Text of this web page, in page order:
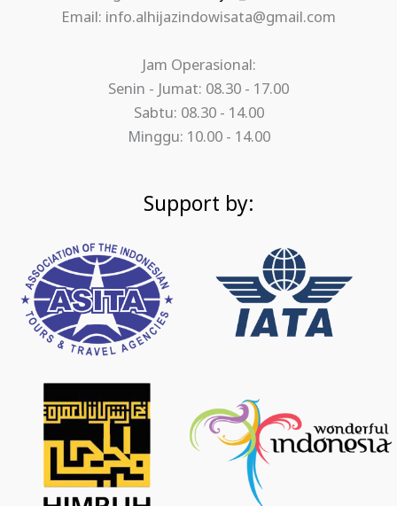
Email: info.alhijazindowisata@gmail.com
Jam Operasional:
Senin - Jumat: 08.30 - 17.00
Sabtu: 08.30 - 14.00
Minggu: 10.00 - 14.00
Support by: